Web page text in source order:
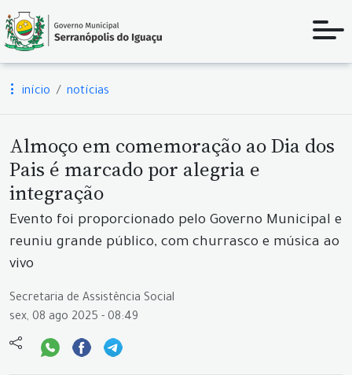
início notícias
Almoço em comemoração ao Dia dos
Pais é marcado por alegria e
integração
Evento foi proporcionado pelo Governo Municipal e
reuniu grande público, com churrasco e música ao
vivo
Secretaria de Assistência Social
sex, 08 ago 2025 - 08:49